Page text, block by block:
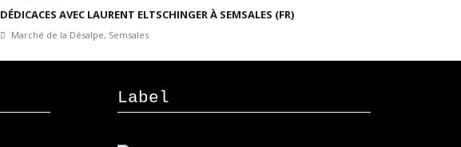
DÉDICACES AVEC LAURENT ELTSCHINGER À SEMSALES (FR)
Marché de la Désalpe, Semsales
Label